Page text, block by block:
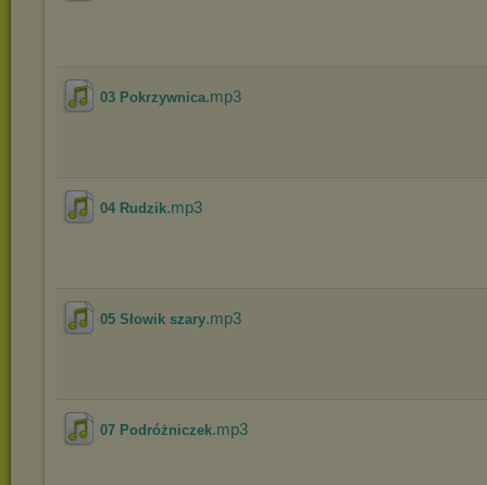
03 Pokrzywnica.mp3
04 Rudzik.mp3
05 Słowik szary.mp3
07 Podróżniczek.mp3